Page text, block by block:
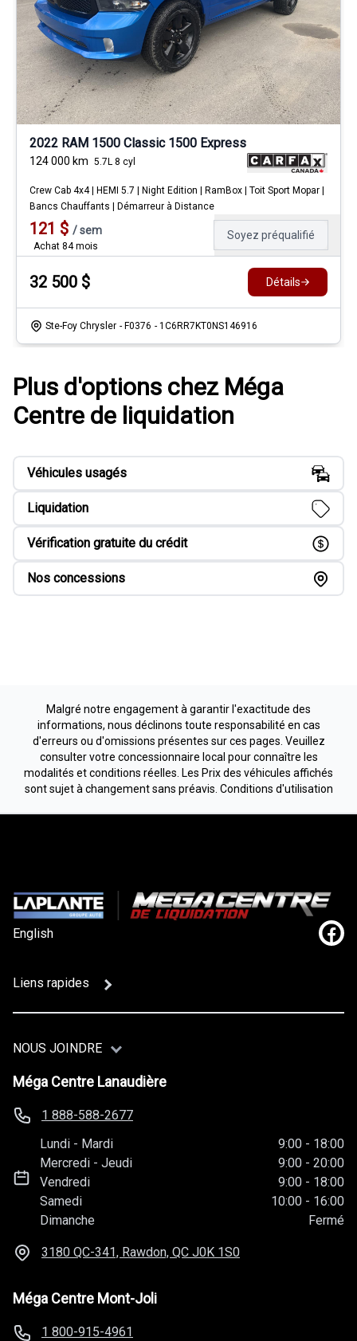
2022 RAM 1500 Classic 1500 Express
124 000 km 5.7L 8 cyl
Crew Cab 4x4 | HEMI 5.7 | Night Edition | RamBox | Toit Sport Mopar |
Bancs Chauffants | Démarreur à Distance
121 $ /sem
Achat 84 mois
Soyez préqualifié
32 500 $ Détails
Ste-Foy Chrysler - F0376 - 1C6RR7KT0NS146916
Plus d'options chez Méga
Centre de liquidation
Véhicules usagés
Liquidation
Vérification gratuite du crédit
Nos concessions
Malgré notre engagement à garantir l'exactitude des
informations, nous déclinons toute responsabilité en cas
d'erreurs ou d'omissions présentes sur ces pages. Veuillez
consulter votre concessionnaire local pour connaître les
modalités et conditions réelles. Les Prix des véhicules affichés
sont sujet à changement sans préavis. Conditions d'utilisation
English
Liens rapides
NOUS JOINDRE
Méga Centre Lanaudière
1 888-588-2677
Lundi - Mardi 9:00 - 18:00
Mercredi -Jeudi 9:00 - 20:00
Vendredi
9:00 - 18:00
Samedi
10:00 - 16:00
Dimanche
Fermé
3180 QC-341, Rawdon, QC J0K 1S0
Méga Centre Mont-Joli
1 800-915-4961